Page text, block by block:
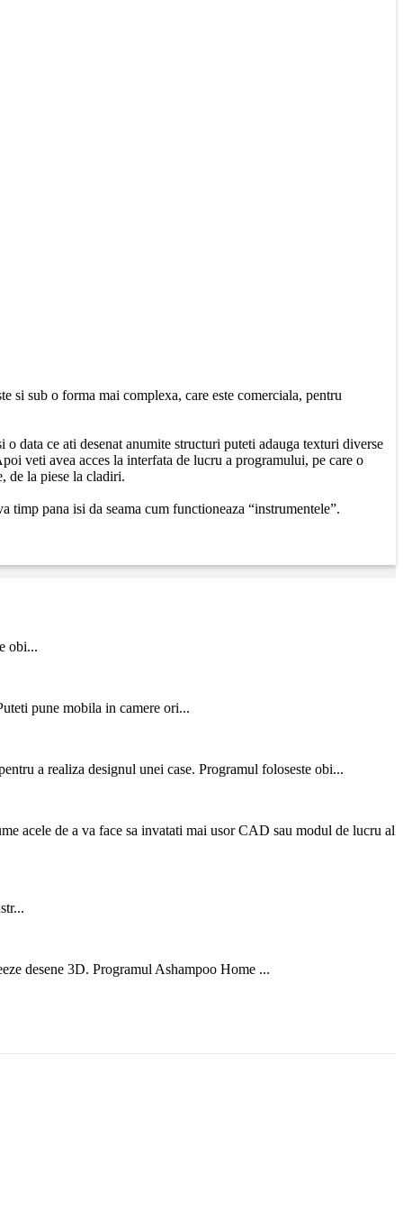
si sub o forma mai complexa, care este comerciala, pentru
data ce ati desenat anumite structuri puteti adauga texturi diverse
veti avea acces la interfata de lucru a programului, pe care o
de la piese la cladiri.
timp pana isi da seama cum functioneaza “instrumentele”.
obi...
pune mobila in camere ori...
a realiza designul unei case. Programul foloseste obi...
acele de a va face sa invatati mai usor CAD sau modul de lucru al
desene 3D. Programul Ashampoo Home ...